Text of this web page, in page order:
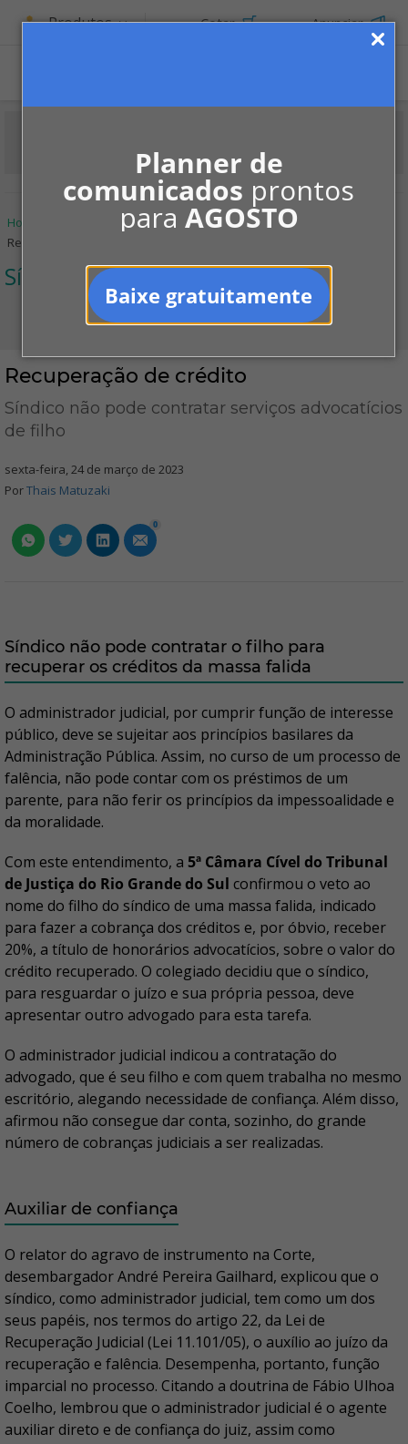
Planner de
comunicados prontos
para AGOSTO
Baixe gratuitamente
Produtos Cotar Anunciar
Home Jurisprudências
Síndico
Recuperação de crédito
Síndico
Recuperação de crédito
Síndico não pode contratar serviços advocatícios
de filho
sexta-feira, 24 de março de 2023
PorThais Matuzaki
0
Síndico não pode contratar o filho para
recuperar os créditos da massa falida
O administrador judicial, por cumprir função de interesse
público, deve se sujeitar aos princípios basilares da
Administração Pública. Assim, no curso de um processo de
falência, não pode contar com os préstimos de um
parente, para não ferir os princípios da impessoalidade e
da moralidade.
Com este entendimento, a 5ª Câmara Cível do Tribunal
de Justiça do Rio Grande do Sul confirmou o veto ao
nome do filho do síndico de uma massa falida, indicado
para fazer a cobrança dos créditos e, por óbvio, receber
20%, a título de honorários advocatícios, sobre o valor do
crédito recuperado. O colegiado decidiu que o síndico,
para resguardar o juízo e sua própria pessoa, deve
apresentar outro advogado para esta tarefa.
O administrador judicial indicou a contratação do
advogado, que é seu filho e com quem trabalha no mesmo
escritório, alegando necessidade de confiança. Além disso,
afirmou não consegue dar conta, sozinho, do grande
número de cobranças judiciais a ser realizadas.
Auxiliar de confiança
O relator do agravo de instrumento na Corte,
desembargador André Pereira Gailhard, explicou que o
síndico, como administrador judicial, tem como um dos
seus papéis, nos termos do artigo 22, da Lei de
Recuperação Judicial (Lei 11.101/05), o auxílio ao juízo da
recuperação e falência. Desempenha, portanto, função
imparcial no processo. Citando a doutrina de Fábio Ulhoa
Coelho, lembrou que o administrador judicial é o agente
auxiliar direto e de confiança do juiz, assim como